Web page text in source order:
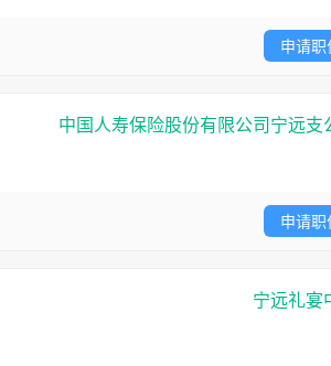
申请职
中国人寿保险股份有限公司宁远支
申请职
宁远礼宴